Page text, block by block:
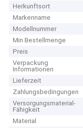
Herkunftsort
Markenname
Modellnummer
Min Bestellmenge
Preis
Verpackung
Informationen
Lieferzeit
Zahlungsbedingungen
Versorgungsmaterial-
Fähigkeit
Material